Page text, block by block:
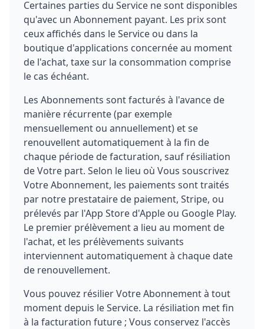
Certaines parties du Service ne sont disponibles
qu'avec un Abonnement payant. Les prix sont
ceux affichés dans le Service ou dans la
boutique d'applications concernée au moment
de l'achat, taxe sur la consommation comprise
le cas échéant.
Les Abonnements sont facturés à l'avance de
manière récurrente (par exemple
mensuellement ou annuellement) et se
renouvellent automatiquement à la fin de
chaque période de facturation, sauf résiliation
de Votre part. Selon le lieu où Vous souscrivez
Votre Abonnement, les paiements sont traités
par notre prestataire de paiement, Stripe, ou
prélevés par l'App Store d'Apple ou Google Play.
Le premier prélèvement a lieu au moment de
l'achat, et les prélèvements suivants
interviennent automatiquement à chaque date
de renouvellement.
Vous pouvez résilier Votre Abonnement à tout
moment depuis le Service. La résiliation met fin
à la facturation future ; Vous conservez l'accès